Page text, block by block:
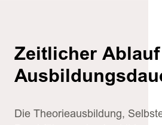
Zeitlicher
Die Theorieausbildung,